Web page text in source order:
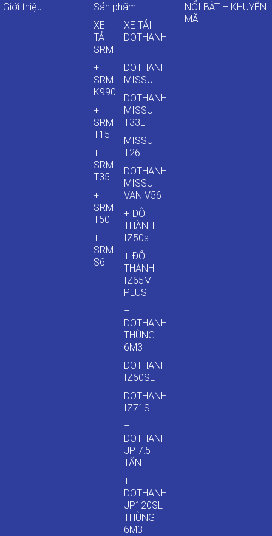
Giới thiệu
Sản phẩm
XE
TẢI
SRM
+
SRM
K990
+
SRM
T15
+
SRM
T35
+
SRM
T50
+
SRM
S6
XE TẢI
DOTHANH
–
DOTHANH
MISSU
DOTHANH
MISSU
T33L
MISSU
T26
DOTHANH
MISSU
VAN V56
+ ĐÔ
THÀNH
IZ50s
+ ĐÔ
THÀNH
IZ65M
PLUS
–
DOTHANH
THÙNG
6M3
DOTHANH
IZ60SL
DOTHANH
IZ71SL
–
DOTHANH
JP 7.5
TẤN
+
DOTHANH
JP120SL
THÙNG
6M3
NỔI BẬT – KHUYẾN
MÃI